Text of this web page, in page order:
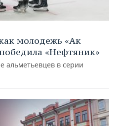
молодежь «Ак
«Нефтяник»
альметьевцев в серии